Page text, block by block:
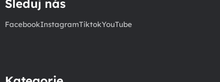
Sleduj nás
FacebookInstagramTiktokYouTube